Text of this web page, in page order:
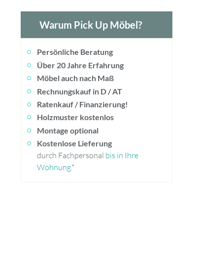
Warum Pick Up Möbel?
Persönliche Beratung
Über 20 Jahre Erfahrung
Möbel auch nach Maß
Rechnungskauf in D / AT
Ratenkauf / Finanzierung!
Holzmuster kostenlos
Montage optional
Kostenlose Lieferung
durch Fachpersonal bis in Ihre
Wohnung.*